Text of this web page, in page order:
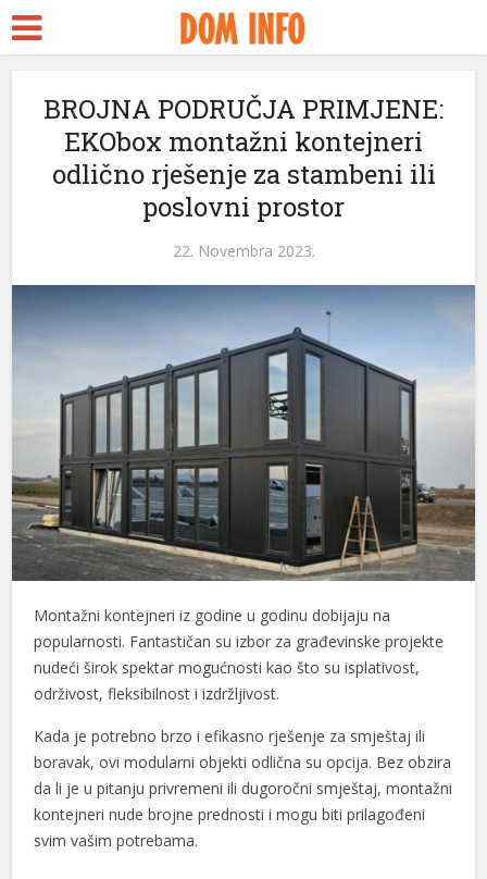
BROJNA PODRUČJA PRIMJENE:
EKObox montažni kontejneri
odlično rješenje za stambeni ili
poslovni prostor
22. Novembra 2023.
Montažni kontejneri iz godine u godinu dobijaju na
popularnosti. Fantastičan su izbor za građevinske projekte
nudeći širok spektar mogućnosti kao što su isplativost,
održivost, fleksibilnost i izdržljivost.
Kada je potrebno brzo i efikasno rješenje za smještaj ili
boravak, ovi modularni objekti odlična su opcija. Bez obzira
da li je u pitanju privremeni ili dugoročni smještaj, montažni
kontejneri nude brojne prednosti i mogu biti prilagođeni
svim vašim potrebama.